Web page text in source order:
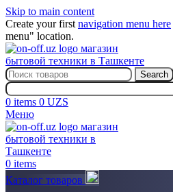
Skip to main content
Create your first navigation menu here
menu" location.
Search
0 items 0 UZS
Меню
0 items
Каталог товаров